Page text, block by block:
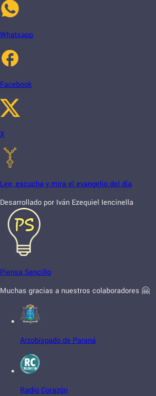
Whatsapp
Facebook
X
Lee, escucha y mira el evangelio del día
Desarrollado por Iván Ezequiel Iencinella
Piensa Sencillo
Muchas gracias a nuestros colaboradores 🤗
Arzobispado de Paraná
Radio Corazón